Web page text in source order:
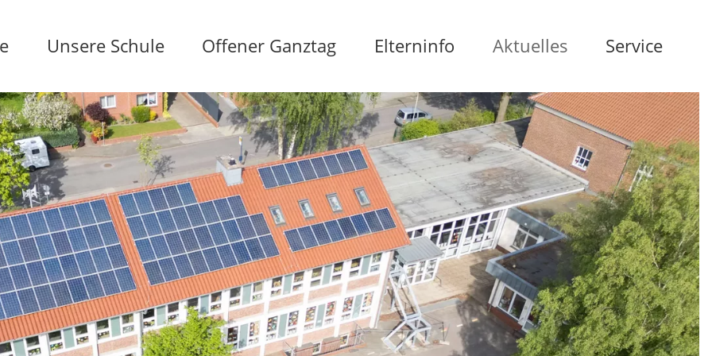
Unsere Schule Offener Ganztag Elterninfo Aktuelles Service